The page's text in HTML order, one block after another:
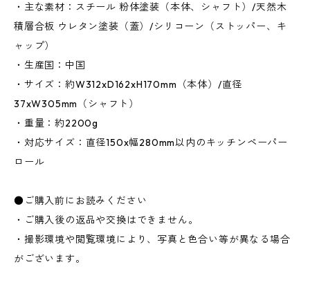
・主な素材：スチール 粉体塗装（本体、シャフト）/天然木
積層合板 ウレタン塗装（蓋）/シリコーン（ストッパー、キ
ャップ）
・生産国：中国
・サイズ：約W312xD162xH170mm（本体）/直径
37xW305mm（シャフト）
・重量：約2200g
・対応サイズ：直径150x幅280mm以内のキッチンペーパー
ロール
●ご購入前にお読みください
・ご購入後の返品や交換はできません。
・撮影環境や閲覧環境により、写真と色合い等が異なる場合
がございます。